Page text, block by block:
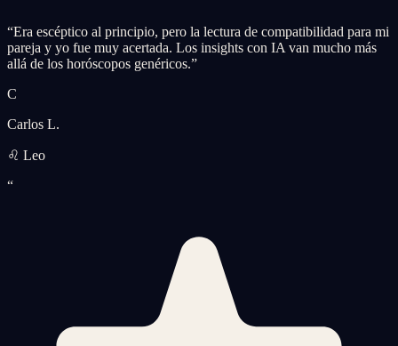
“Era escéptico al principio, pero la lectura de compatibilidad para mi
pareja y yo fue muy acertada. Los insights con IA van mucho más
allá de los horóscopos genéricos.”
C
Carlos L.
♌ Leo
“